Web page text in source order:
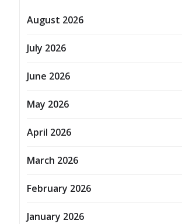
August 2026
July 2026
June 2026
May 2026
April 2026
March 2026
February 2026
January 2026